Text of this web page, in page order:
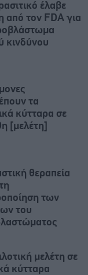
έλαβε
από τον FDA για
κινδύνου
τα
κύτταρα σε
[μελέτη]
θεραπεία
των
του
μελέτη σε
κύτταρα